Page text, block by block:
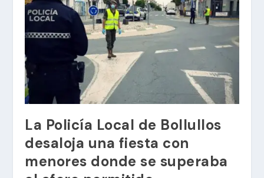
La Policía Local de Bollullos
desaloja una fiesta con
menores donde se superaba